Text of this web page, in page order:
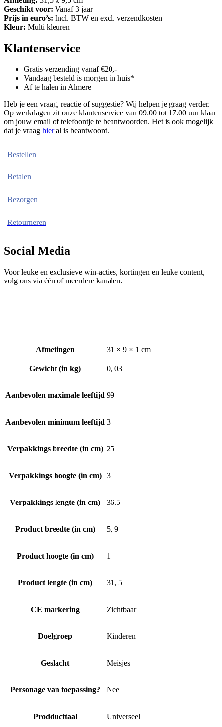
Geschikt voor: Vanaf 3 jaar
Prijs in euro’s: Incl. BTW en excl. verzendkosten
Kleur: Multi kleuren
Klantenservice
Gratis verzending vanaf €20,-
Vandaag besteld is morgen in huis*
Af te halen in Almere
Heb je een vraag, reactie of suggestie? Wij helpen je graag verder.
Op werkdagen zit onze klantenservice van 09:00 tot 17:00 uur klaar
om jouw email of telefoontje te beantwoorden. Het is ook mogelijk
dat je vraag hieral is beantwoord.
Bestellen
Betalen
Bezorgen
Retourneren
Social Media
Voor leuke en exclusieve win-acties, kortingen en leuke content,
volg ons via één of meerdere kanalen:
Afmetingen 31 × 9 × 1 cm
Gewicht (in kg) 0, 03
Aanbevolen maximale leeftijd 99
Aanbevolen minimum leeftijd 3
Verpakkings breedte (in cm) 25
Verpakkings hoogte (in cm) 3
Verpakkings lengte (in cm) 36.5
Product breedte (in cm) 5, 9
Product hoogte (in cm) 1
Product lengte (in cm) 31, 5
CE markering Zichtbaar
Doelgroep Kinderen
Geslacht Meisjes
Personage van toepassing? Nee
Prodducttaal Universeel